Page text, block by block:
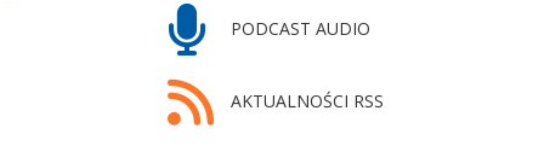
PODCAST AUDIO
AKTUALNOŚCI RSS